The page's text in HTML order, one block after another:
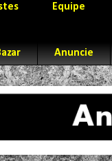
Equipe
Anuncie